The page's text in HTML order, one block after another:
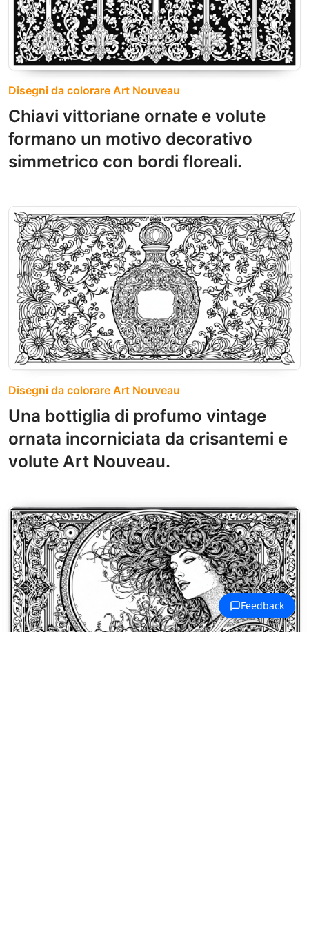
Disegni da colorare Art Nouveau
Chiavi vittoriane ornate e volute
formano un motivo decorativo
simmetrico con bordi floreali.
Disegni da colorare Art Nouveau
Una bottiglia di profumo vintage
ornata incorniciata da crisantemi e
volute Art Nouveau.